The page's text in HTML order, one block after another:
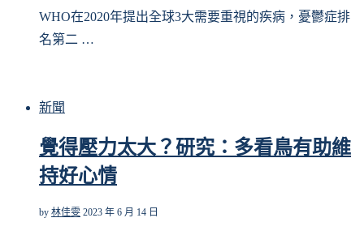
WHO在2020年提出全球3大需要重視的疾病，憂鬱症排
名第二 …
新聞
覺得壓力太大？研究：多看鳥有助維
持好心情
by 林佳雯 2023 年 6 月 14 日